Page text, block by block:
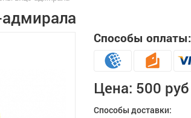
Способы оплаты:
Цена: 500 руб
Способы доставки: